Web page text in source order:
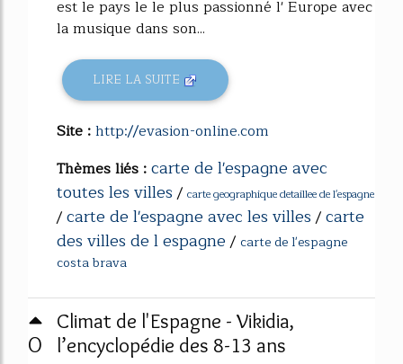
est le pays le le plus passionné l' Europe avec
la musique dans son...
LIRE LA SUITE
Site :http://evasion-online.com
Thèmes liés :carte de l'espagne avec
toutes les villes/ carte geographique detaillee de l'espagne
/carte de l'espagne avec les villes/carte
des villes de l espagne/ carte de l'espagne
costa brava
0
Climat de l'Espagne - Vikidia,
l’encyclopédie des 8-13 ans